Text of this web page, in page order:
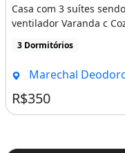
Casa com 3 suítes
ventilador Varanda c
3 Dormitórios
Marechal
R$350